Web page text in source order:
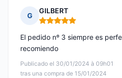
G
GILBERT
Nota: 5 de 5
Publicado el 30/01/2024 à 09h01
tras una compra de 15/01/2024
El pedido nº 3 siempre es
recomiendo